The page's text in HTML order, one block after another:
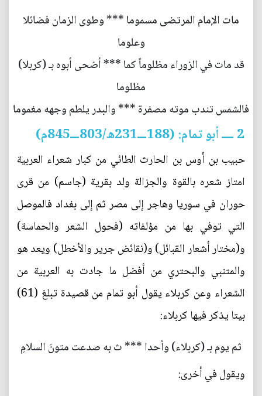
مات الإمام المرتضى مسموما *** وطوى الزمان فضائلا
وعلوما
قد مات في الزوراء مظلوماً كما *** أضحى أبوه بـ (كربلا)
مظلوما
فالشمس تندب موته مصفرة *** والبدر يلطم وجهه مغموما
2 ــــ أبو تمام: (188ـــ231ه/803ـــ845م)
حبيب بن أوس بن الحارث الطائي من كبار شعراء العربية
امتاز شعره بالقوة والجزالة ولد بقرية (جاسم) من قرى
حوران في سوريا وهاجر إلى مصر ثم إلى بغداد فالموصل
التي توفي بها من مؤلفاته (فحول الشعر والحماسة)
و(مختار أشعار القبائل) و(نقائض جرير والأخطل) ويعد هو
والمتنبي والبحتري من أفضل ما جادت به العربية من
الشعراء وعن كربلاء يقول أبو تمام من قصيدة تبلغ (61)
بيتا يذكر فيها كربلاء:
ثم يوم بـ (كربلاء) وأحدا *** ث به صدعت متونَ السلامِ
ويقول في أخرى: